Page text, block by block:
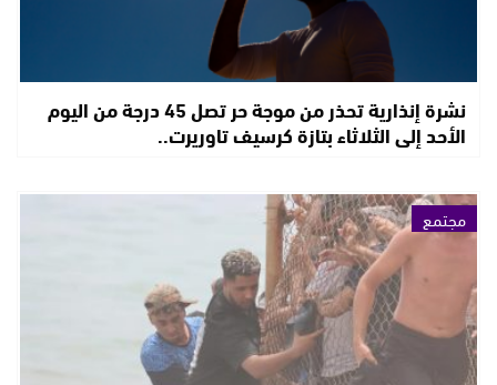
نشرة إنذارية تحذر من موجة حر تصل 45 درجة من اليوم
الأحد إلى الثلاثاء بتازة كرسيف تاوريرت..
مجتمع